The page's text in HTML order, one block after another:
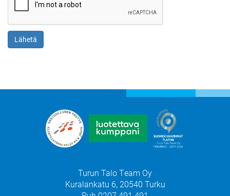
Turun Talo Team Oy
Kuralankatu 6, 20540 Turku